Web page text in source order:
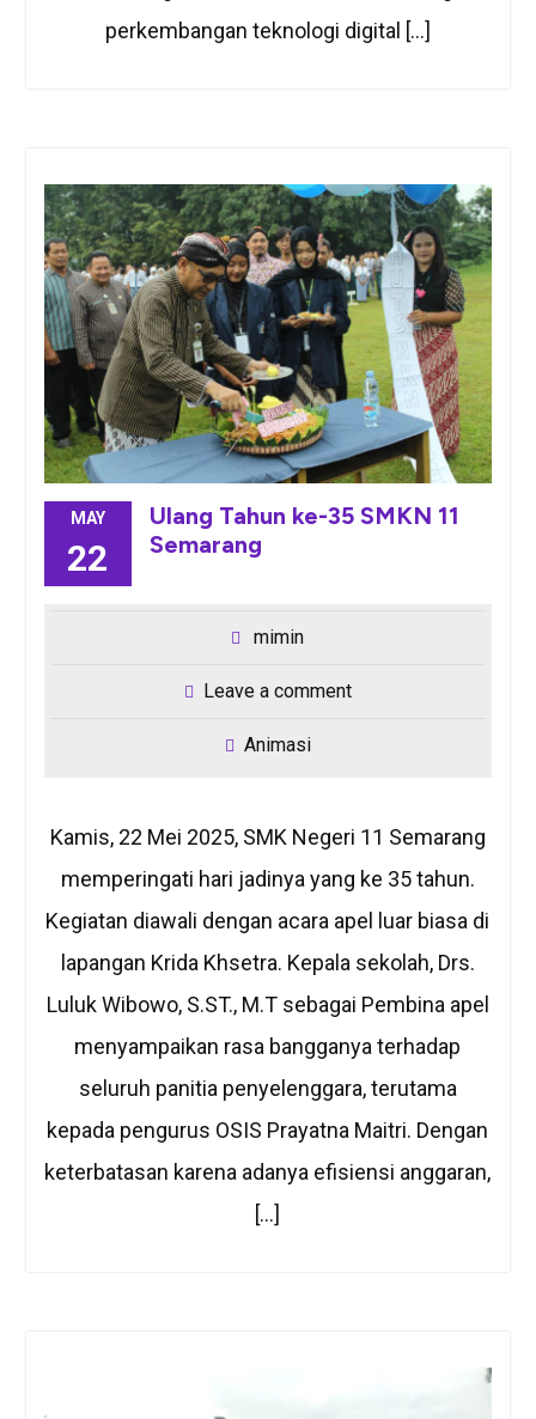
perkembangan teknologi digital […]
MAY
22
Ulang Tahun ke-35 SMKN 11
Semarang
mimin
Leave a comment
Animasi
Kamis, 22 Mei 2025, SMK Negeri 11 Semarang
memperingati hari jadinya yang ke 35 tahun.
Kegiatan diawali dengan acara apel luar biasa di
lapangan Krida Khsetra. Kepala sekolah, Drs.
Luluk Wibowo, S.ST., M.T sebagai Pembina apel
menyampaikan rasa bangganya terhadap
seluruh panitia penyelenggara, terutama
kepada pengurus OSIS Prayatna Maitri. Dengan
keterbatasan karena adanya efisiensi anggaran,
[…]